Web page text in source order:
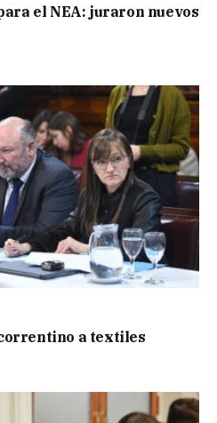
el NEA: juraron nuevos
a textiles